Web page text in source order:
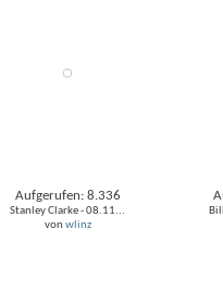
Aufgerufen: 8.336
Stanley Clarke - 08.11...
von wlinz